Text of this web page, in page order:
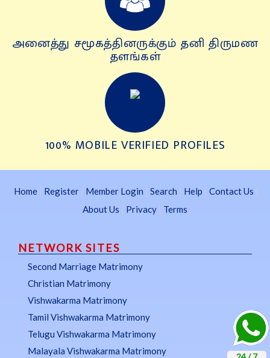
அனைத்து சமூகத்தினருக்கும் தனி திருமண
தளங்கள்
100% MOBILE VERIFIED PROFILES
Home| Register| Member Login | Search | Help | Contact Us |
About Us | Privacy | Terms
NETWORK SITES
Second Marriage Matrimony
Christian Matrimony
Vishwakarma Matrimony
Tamil Vishwakarma Matrimony
Telugu Vishwakarma Matrimony
Malayala Vishwakarma Matrimony